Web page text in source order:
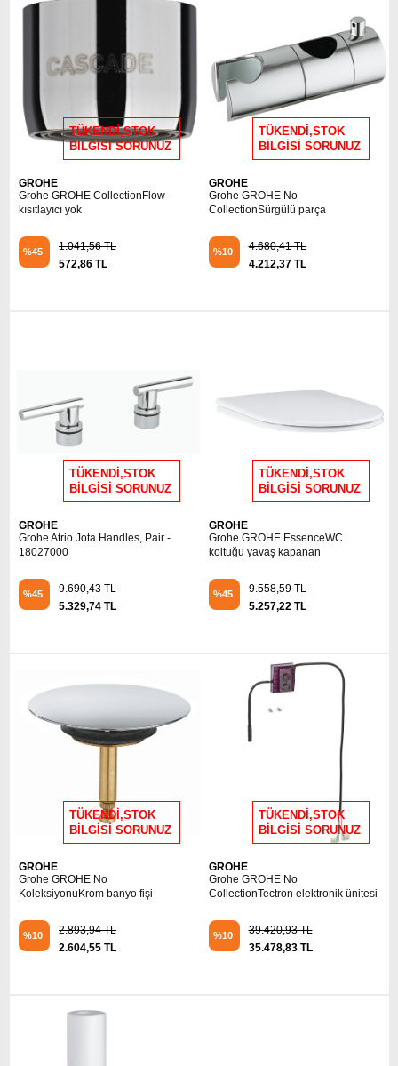
TÜKENDİ,STOK
BİLGİSİ SORUNUZ
GROHE
Grohe GROHE CollectionFlow
kısıtlayıcı yok
%45
1.041,56 TL
572,86 TL
TÜKENDİ,STOK
BİLGİSİ SORUNUZ
GROHE
Grohe GROHE No
CollectionSürgülü parça
%10
4.680,41 TL
4.212,37 TL
TÜKENDİ,STOK
BİLGİSİ SORUNUZ
GROHE
Grohe Atrio Jota Handles, Pair -
18027000
%45
9.690,43 TL
5.329,74 TL
TÜKENDİ,STOK
BİLGİSİ SORUNUZ
GROHE
Grohe GROHE EssenceWC
koltuğu yavaş kapanan
%45
9.558,59 TL
5.257,22 TL
TÜKENDİ,STOK
BİLGİSİ SORUNUZ
GROHE
Grohe GROHE No
KoleksiyonuKrom banyo fişi
%10
2.893,94 TL
2.604,55 TL
TÜKENDİ,STOK
BİLGİSİ SORUNUZ
GROHE
Grohe GROHE No
CollectionTectron elektronik ünitesi
%10
39.420,93 TL
35.478,83 TL